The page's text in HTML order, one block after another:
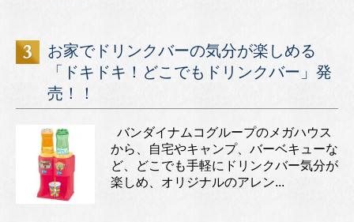
お家でドリンクバーの気分が楽しめる
「ドキドキ！どこでもドリンクバー」発
売！！
バンダイナムコグループのメガハウス
から、自宅やキャンプ、バーベキューな
ど、どこでも手軽にドリンクバー気分が
楽しめ、オリジナルのアレン...